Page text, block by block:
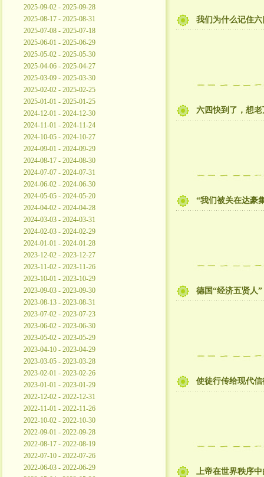
2025-09-02 - 2025-09-28
2025-08-17 - 2025-08-31
2025-07-08 - 2025-07-18
2025-06-01 - 2025-06-29
2025-05-02 - 2025-05-30
2025-04-06 - 2025-04-27
2025-03-09 - 2025-03-30
2025-02-02 - 2025-02-25
2025-01-01 - 2025-01-25
2024-12-01 - 2024-12-30
2024-11-01 - 2024-11-24
2024-10-05 - 2024-10-27
2024-09-01 - 2024-09-29
2024-08-17 - 2024-08-30
2024-07-07 - 2024-07-31
2024-06-02 - 2024-06-30
2024-05-05 - 2024-05-20
2024-04-02 - 2024-04-28
2024-03-03 - 2024-03-31
2024-02-03 - 2024-02-29
2024-01-01 - 2024-01-28
2023-12-02 - 2023-12-27
2023-11-02 - 2023-11-26
2023-10-01 - 2023-10-29
2023-09-03 - 2023-09-30
2023-08-13 - 2023-08-31
2023-07-02 - 2023-07-23
2023-06-02 - 2023-06-30
2023-05-02 - 2023-05-29
2023-04-10 - 2023-04-29
2023-03-05 - 2023-03-28
2023-02-01 - 2023-02-26
2023-01-01 - 2023-01-29
2022-12-02 - 2022-12-31
2022-11-01 - 2022-11-26
2022-10-02 - 2022-10-30
2022-09-01 - 2022-09-28
2022-08-17 - 2022-08-19
2022-07-10 - 2022-07-26
2022-06-03 - 2022-06-29
我们为什么记住六
六四快到了，想
“我们被关在达豪
德国“经济五贤人
使徒行传给现代
上帝在世界秩序